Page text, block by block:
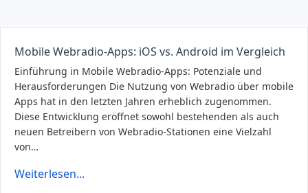
Mobile Webradio-Apps: iOS vs. Android im Vergleich
Einführung in Mobile Webradio-Apps: Potenziale und
Herausforderungen Die Nutzung von Webradio über mobile
Apps hat in den letzten Jahren erheblich zugenommen.
Diese Entwicklung eröffnet sowohl bestehenden als auch
neuen Betreibern von Webradio-Stationen eine Vielzahl
von…
Weiterlesen...